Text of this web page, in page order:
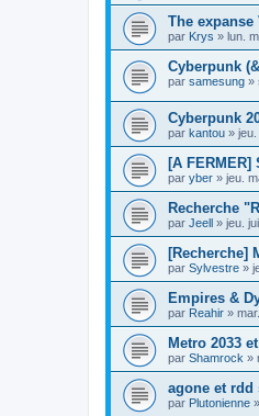
The expanse
par Krys » lun.
Cyberpunk
par samesung »
Cyberpunk
par kantou »
[A FERMER]
par yber » jeu.
Recherche
par Jeell » jeu.
[Recherche]
par Sylvestre »
Empires &
par Reahir »
Metro 2033
par Shamrock »
agone et rdd
par Plutonienne »